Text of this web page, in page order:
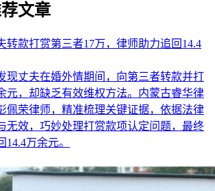
文章
转款打赏第三者17万，律师助力追回14.4
现丈夫在婚外情期间，向第三者转款并打
元，却缺乏有效维权方法。内蒙古睿华律
佩荣律师，精准梳理关键证据，依据法律
无效，巧妙处理打赏款项认定问题，最终
14.4万余元。